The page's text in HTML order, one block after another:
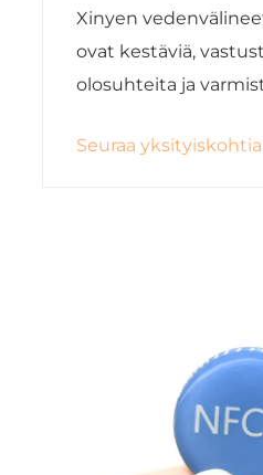
Xinyen
ovat kestäviä,
olosuhteita ja
teollisuudenaloille
Seuraa yksityiskohtia